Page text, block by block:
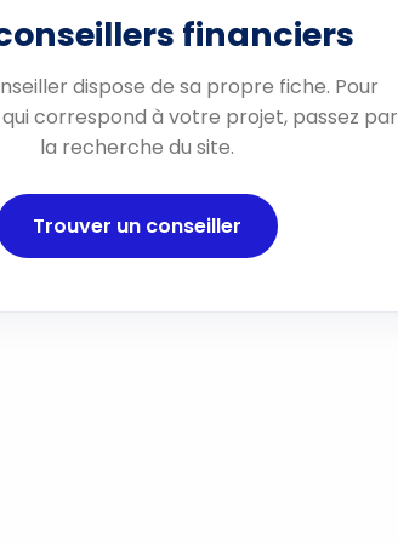
financiers
dispose de sa propre fiche. Pour
correspond à votre projet, passez par
la recherche du site.
Trouver un conseiller